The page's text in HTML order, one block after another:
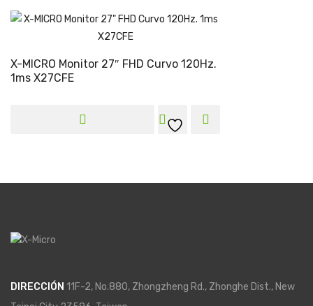
X-MICRO Monitor 27″ FHD Curvo 120Hz.
1ms X27CFE
DIRECCIÓN 11F-2, No.880, Zhongzheng Rd., Zhonghe Dist., New